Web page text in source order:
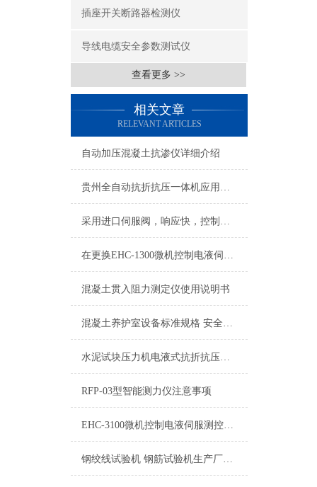
插座开关断路器检测仪
导线电缆安全参数测试仪
查看更多 >>
相关文章
RELEVANT ARTICLES
自动加压混凝土抗渗仪详细介绍
贵州全自动抗折抗压一体机应用领域
采用进口伺服阀，响应快，控制精度高全自动抗折抗压恒应力试验机
在更换EHC-1300微机控制电液伺服测控系统注意事项
混凝土贯入阻力测定仪使用说明书
混凝土养护室设备标准规格 安全可靠 压力机价格合理 信誉
水泥试块压力机电液式抗折抗压试验机DYE-300型产品报价
RFP-03型智能测力仪注意事项
EHC-3100微机控制电液伺服测控系统产品介绍
钢绞线试验机 钢筋试验机生产厂家河北